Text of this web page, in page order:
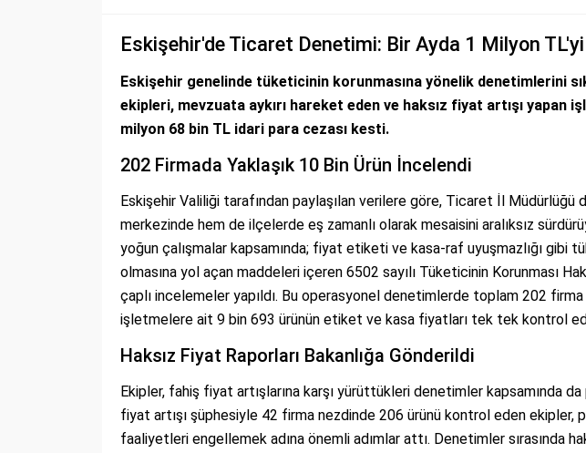
Eskişehir'de Ticaret Denetimi: Bir Ayda 1 Milyon
Eskişehir genelinde tüketicinin korunmasına yönelik denetimlerini
ekipleri, mevzuata aykırı hareket eden ve haksız fiyat artışı yapan
milyon 68 bin TL idari para cezası kesti.
202 Firmada Yaklaşık 10 Bin Ürün İncelendi
Eskişehir Valiliği tarafından paylaşılan verilere göre, Ticaret İl Müdürlüğü
merkezinde hem de ilçelerde eş zamanlı olarak mesaisini aralıksız
yoğun çalışmalar kapsamında; fiyat etiketi ve kasa-raf uyuşmazlığı gibi
olmasına yol açan maddeleri içeren 6502 sayılı Tüketicinin Korunması
çaplı incelemeler yapıldı. Bu operasyonel denetimlerde toplam 202 firma
işletmelere ait 9 bin 693 ürünün etiket ve kasa fiyatları tek tek kontrol
Haksız Fiyat Raporları Bakanlığa Gönderildi
Ekipler, fahiş fiyat artışlarına karşı yürüttükleri denetimler kapsamında da
fiyat artışı şüphesiyle 42 firma nezdinde 206 ürünü kontrol eden ekipler,
faaliyetleri engellemek adına önemli adımlar attı. Denetimler sırasında